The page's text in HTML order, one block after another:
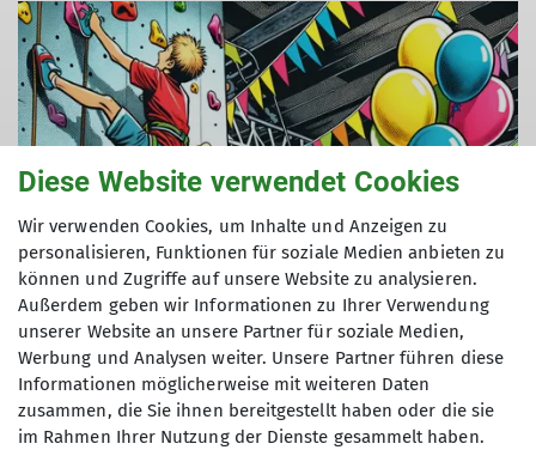
Diese Website verwendet Cookies
Wir verwenden Cookies, um Inhalte und Anzeigen zu
personalisieren, Funktionen für soziale Medien anbieten zu
können und Zugriffe auf unsere Website zu analysieren.
Außerdem geben wir Informationen zu Ihrer Verwendung
unserer Website an unsere Partner für soziale Medien,
Werbung und Analysen weiter. Unsere Partner führen diese
Informationen möglicherweise mit weiteren Daten
zusammen, die Sie ihnen bereitgestellt haben oder die sie
im Rahmen Ihrer Nutzung der Dienste gesammelt haben.